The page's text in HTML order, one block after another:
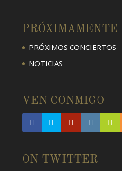
PRÓXIMAMENTE
PRÓXIMOS CONCIERTOS
NOTICIAS
VEN CONMIGO
ON TWITTER